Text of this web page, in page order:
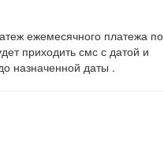
ежемесячного платежа по
приходить смс с датой и
назначенной даты .